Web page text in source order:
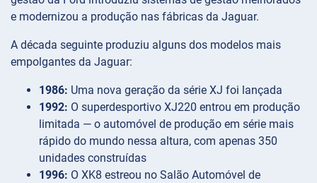
e modernizou a produção nas fábricas da Jaguar.
A década seguinte produziu alguns dos modelos mais
empolgantes da Jaguar:
1986: Uma nova geração da série XJ foi lançada
1992: O superdesportivo XJ220 entrou em produção
limitada — o automóvel de produção em série mais
rápido do mundo nessa altura, com apenas 350
unidades construídas
1996: O XK8 estreou no Salão Automóvel de